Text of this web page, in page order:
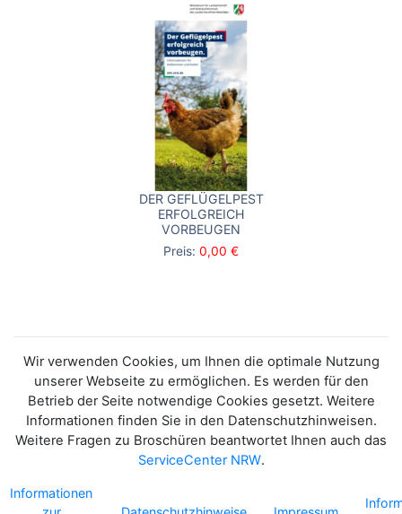
DER GEFLÜGELPEST
ERFOLGREICH
VORBEUGEN
Preis: 0,00 €
Wir verwenden Cookies, um Ihnen die optimale Nutzung
unserer Webseite zu ermöglichen. Es werden für den
Betrieb der Seite notwendige Cookies gesetzt. Weitere
Informationen finden Sie in den Datenschutzhinweisen.
Weitere Fragen zu Broschüren beantwortet Ihnen auch das
ServiceCenter NRW.
Informationen